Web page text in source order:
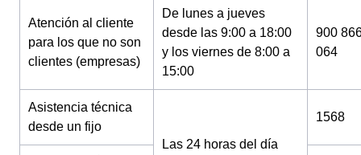
Atención al cliente
para los que no son
clientes (empresas)
De lunes a jueves
desde las 9:00 a 18:00
y los viernes de 8:00 a
15:00
900
064
Asistencia técnica
desde un fijo
Las 24 horas del día
1568